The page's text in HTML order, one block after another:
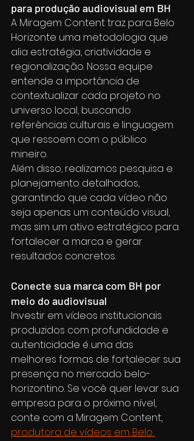
para produção audiovisual em BH
A Miragem Content traz para Belo
Horizonte uma metodologia que
alia estratégia, criatividade e
regionalização. Nossa equipe
entende a importância de
contextualizar cada projeto no
universo local, buscando
referências culturais e linguagem
que ressoem com o público
mineiro.
Além disso, realizamos pesquisa e
planejamento detalhados,
garantindo que cada vídeo não
seja apenas um conteúdo visual,
mas sim um ativo estratégico para
fortalecer a marca e gerar
resultados concretos.
Conecte sua marca com BH por
meio do audiovisual
Investir em vídeos institucionais
produzidos com profundidade e
autenticidade é uma das
melhores formas de fortalecer sua
presença no mercado belo-
horizontino. Se você quer levar sua
empresa para o próximo nível,
conte com a Miragem Content,
produtora de vídeos em Belo